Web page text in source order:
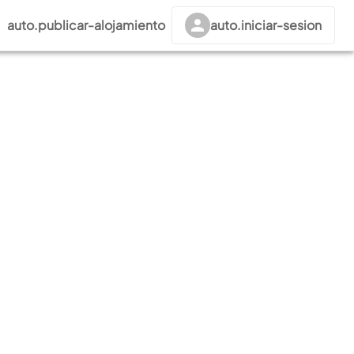
auto.publicar-alojamiento auto.iniciar-sesion